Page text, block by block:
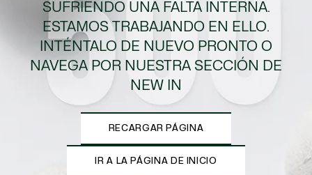
SUFRIENDO UNA FALTA INTERNA.
ESTAMOS TRABAJANDO EN ELLO.
INTÉNTALO DE NUEVO PRONTO O
NAVEGA POR NUESTRA SECCIÓN DE
NEW IN
RECARGAR PÁGINA
IR A LA PÁGINA DE INICIO